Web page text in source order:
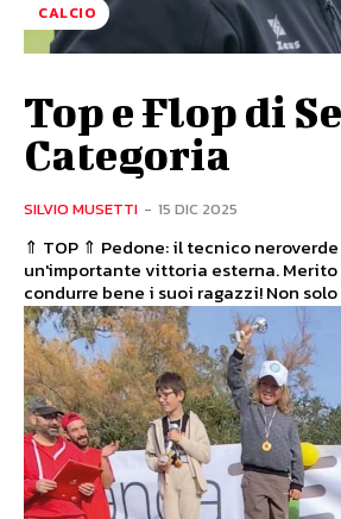
CALCIO
Top e Flop di
Categoria
SILVIO MUSETTI - 15 DIC 2025
⇑ TOP ⇑ Pedone: il tecnico
un'importante vittoria esterna. Merito
condurre bene i suoi ragazzi! Non solo